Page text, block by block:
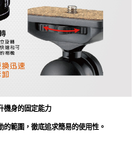
機身的固定能力
的範圍，徹底追求簡易的使用性。